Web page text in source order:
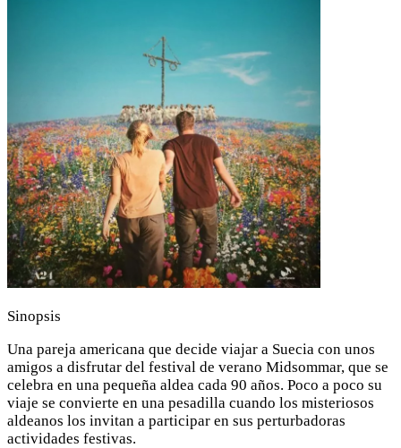
Sinopsis
Una pareja americana que decide viajar a Suecia con unos
amigos a disfrutar del festival de verano Midsommar, que se
celebra en una pequeña aldea cada 90 años. Poco a poco su
viaje se convierte en una pesadilla cuando los misteriosos
aldeanos los invitan a participar en sus perturbadoras
actividades festivas.